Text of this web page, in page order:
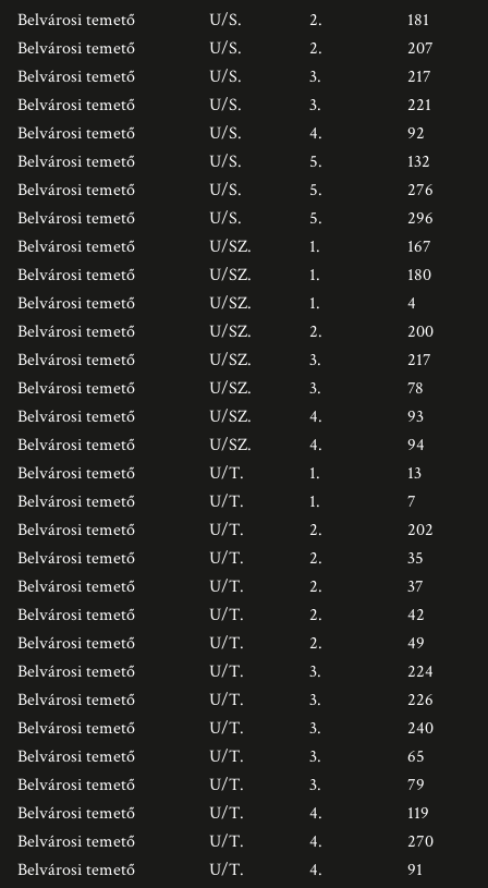
Belvárosi temető
U/S. 2.
181
Belvárosi temető
U/S. 2.
207
Belvárosi temető
U/S. 3.
217
Belvárosi temető
U/S. 3.
221
Belvárosi temető
U/S. 4.
92
Belvárosi temető
U/S. 5.
132
Belvárosi temető
U/S. 5.
276
Belvárosi temető
U/S. 5.
296
Belvárosi temető
U/SZ. 1.
167
Belvárosi temető
U/SZ. 1.
180
Belvárosi temető
U/SZ. 1.
4
Belvárosi temető
U/SZ. 2.
200
Belvárosi temető
U/SZ. 3.
217
Belvárosi temető
U/SZ. 3.
78
Belvárosi temető
U/SZ. 4.
93
Belvárosi temető
U/SZ. 4.
94
Belvárosi temető
U/T. 1.
13
Belvárosi temető
U/T. 1.
7
Belvárosi temető
U/T. 2.
202
Belvárosi temető
U/T. 2.
35
Belvárosi temető
U/T. 2.
37
Belvárosi temető
U/T. 2.
42
Belvárosi temető
U/T. 2.
49
Belvárosi temető
U/T. 3.
224
Belvárosi temető
U/T. 3.
226
Belvárosi temető
U/T. 3.
240
Belvárosi temető
U/T. 3.
65
Belvárosi temető
U/T. 3.
79
Belvárosi temető
U/T. 4.
119
Belvárosi temető
U/T. 4.
270
Belvárosi temető
U/T. 4.
91